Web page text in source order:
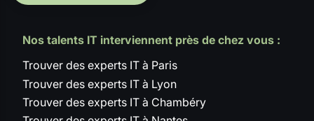
Nos talents IT interviennent près de chez vous :
Trouver des experts IT à Paris
Trouver des experts IT à Lyon
Trouver des experts IT à Chambéry